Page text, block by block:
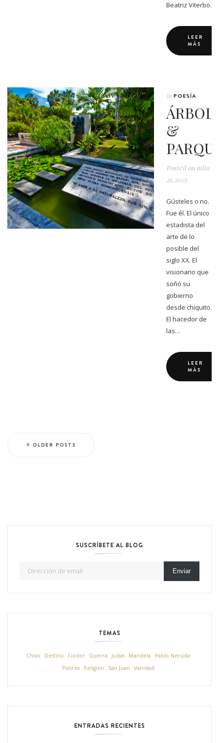
Beatriz Viterbo.
LEER
MÁS
In POESÍA
&
Posted on julio
21, 2025
Gústeles o no.
Fue él. El único
estadista del
arte de lo
posible del
siglo XX. El
visionario que
soñó su
gobierno
desde chiquito.
El hacedor de
las…
LEER
MÁS
OLDER POSTS
SUSCRÍBETE AL BLOG
Enviar
TEMAS
Chivo Destino Fiodor Guerra Judas Mandela
Pablo Neruda
Pobres
Religión San Juan Vanidad
ENTRADAS RECIENTES